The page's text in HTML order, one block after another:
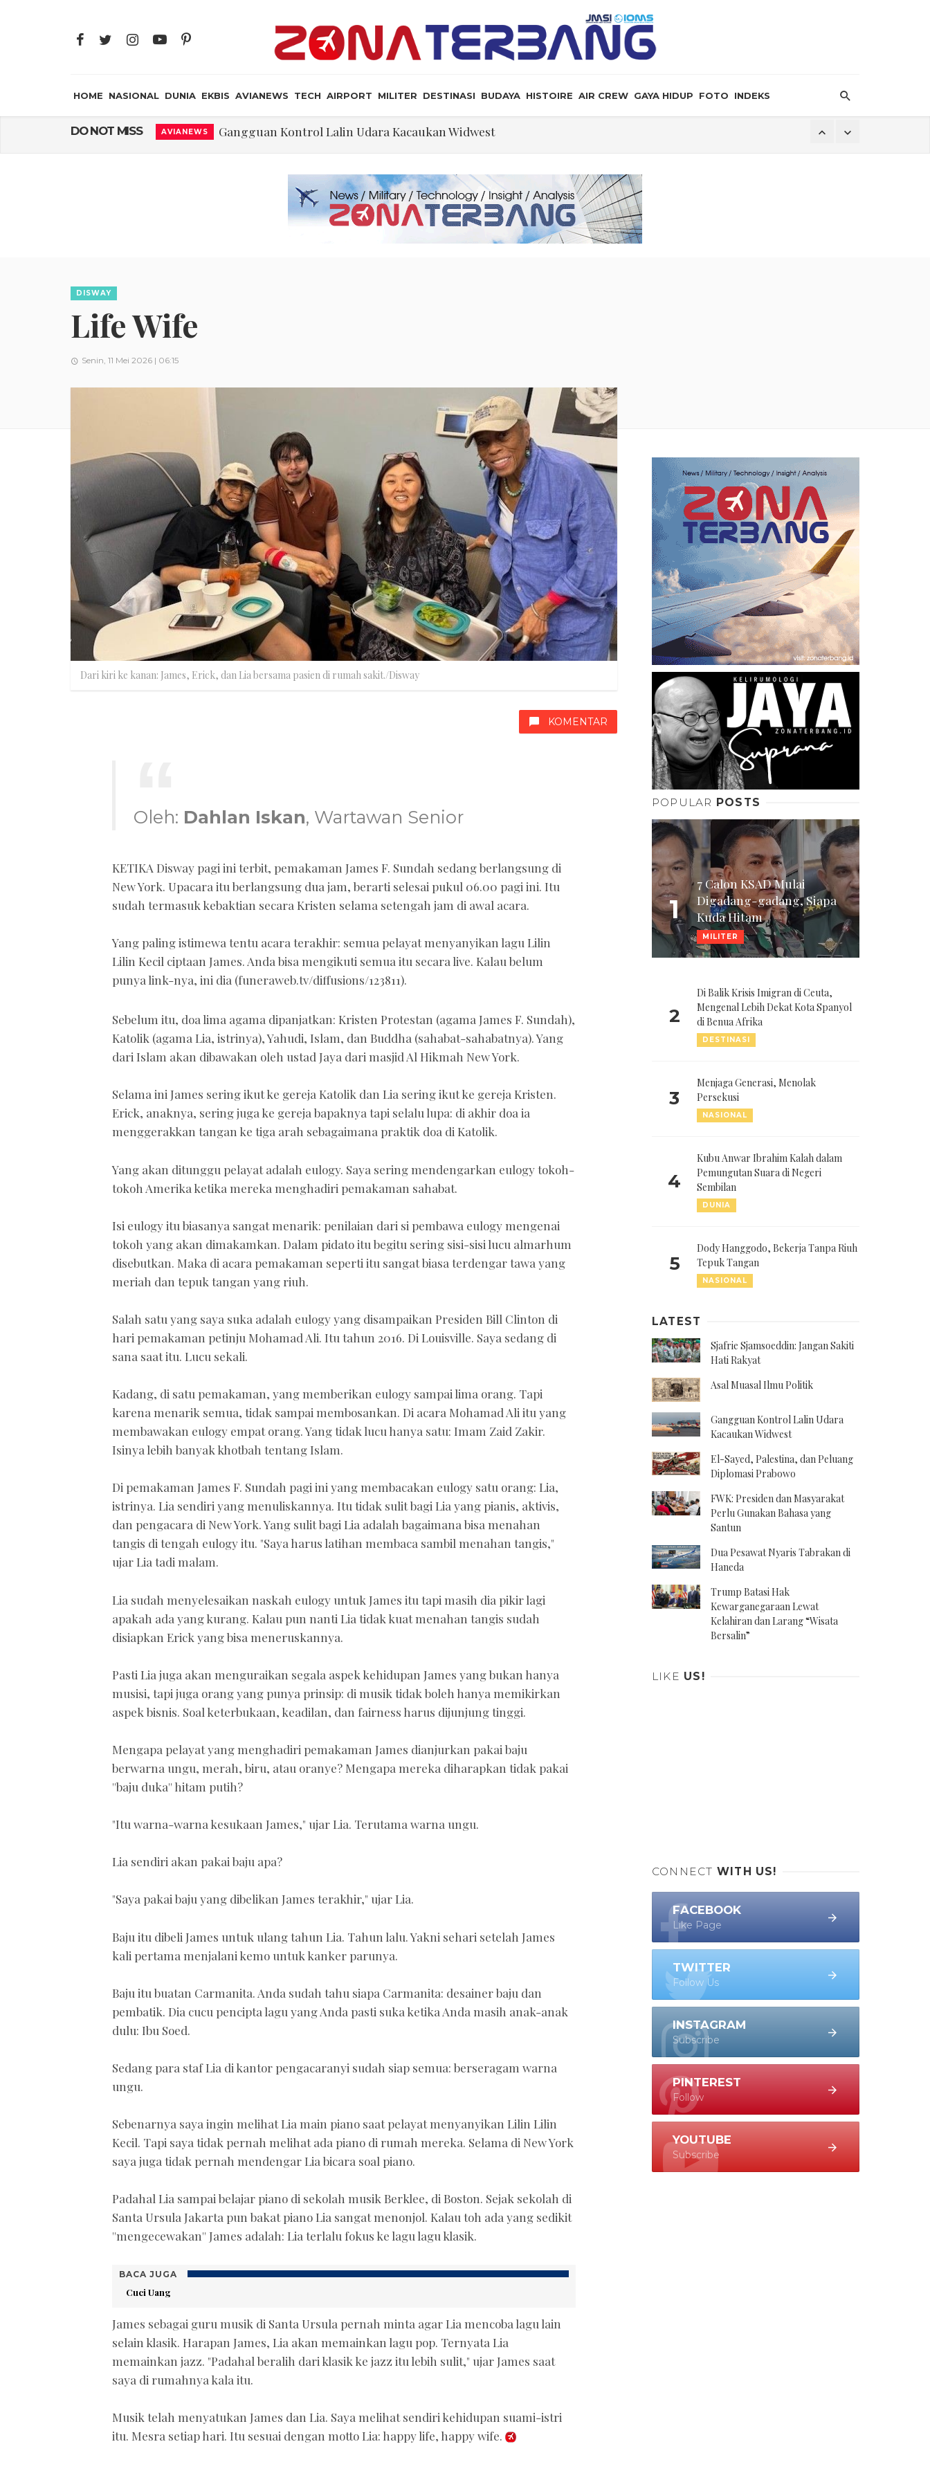
HOME NASIONAL DUNIA EKBIS AVIANEWS TECH AIRPORT MILITER DESTINASI BUDAYA HISTOIRE AIR CREW GAYA HIDUP FOTO INDEKS
DO NOT MISS AVIANEWS Gangguan Kontrol Lalin Udara Kacaukan Widwest
FWK: Presiden dan Masyarakat Perlu Gunakan Bahasa yang Santun
Dua Pesawat Nyaris Tabrakan di Haneda
Trump Batasi Hak Kewarganegaraan Lewat Kelahiran dan Larang “Wisata Bersalin”
Sjafrie Sjamsoeddin: Jangan Sakiti Hati Rakyat
DISWAY
Life Wife
Senin, 11 Mei 2026 | 06:15
Dari kiri ke kanan: James, Erick, dan Lia bersama pasien di rumah sakit./Disway
KOMENTAR
Oleh: Dahlan Iskan, Wartawan Senior
KETIKA Disway pagi ini terbit, pemakaman James F. Sundah sedang berlangsung di
New York. Upacara itu berlangsung dua jam, berarti selesai pukul 06.00 pagi ini. Itu
sudah termasuk kebaktian secara Kristen selama setengah jam di awal acara.
Yang paling istimewa tentu acara terakhir: semua pelayat menyanyikan lagu Lilin
Lilin Kecil ciptaan James. Anda bisa mengikuti semua itu secara live. Kalau belum
punya link-nya, ini dia (funeraweb.tv/diffusions/123811).
Sebelum itu, doa lima agama dipanjatkan: Kristen Protestan (agama James F. Sundah),
Katolik (agama Lia, istrinya), Yahudi, Islam, dan Buddha (sahabat-sahabatnya). Yang
dari Islam akan dibawakan oleh ustad Jaya dari masjid Al Hikmah New York.
Selama ini James sering ikut ke gereja Katolik dan Lia sering ikut ke gereja Kristen.
Erick, anaknya, sering juga ke gereja bapaknya tapi selalu lupa: di akhir doa ia
menggerakkan tangan ke tiga arah sebagaimana praktik doa di Katolik.
Yang akan ditunggu pelayat adalah eulogy. Saya sering mendengarkan eulogy tokoh-
tokoh Amerika ketika mereka menghadiri pemakaman sahabat.
Isi eulogy itu biasanya sangat menarik: penilaian dari si pembawa eulogy mengenai
tokoh yang akan dimakamkan. Dalam pidato itu begitu sering sisi-sisi lucu almarhum
disebutkan. Maka di acara pemakaman seperti itu sangat biasa terdengar tawa yang
meriah dan tepuk tangan yang riuh.
Salah satu yang saya suka adalah eulogy yang disampaikan Presiden Bill Clinton di
hari pemakaman petinju Mohamad Ali. Itu tahun 2016. Di Louisville. Saya sedang di
sana saat itu. Lucu sekali.
Kadang, di satu pemakaman, yang memberikan eulogy sampai lima orang. Tapi
karena menarik semua, tidak sampai membosankan. Di acara Mohamad Ali itu yang
membawakan eulogy empat orang. Yang tidak lucu hanya satu: Imam Zaid Zakir.
Isinya lebih banyak khotbah tentang Islam.
Di pemakaman James F. Sundah pagi ini yang membacakan eulogy satu orang: Lia,
istrinya. Lia sendiri yang menuliskannya. Itu tidak sulit bagi Lia yang pianis, aktivis,
dan pengacara di New York. Yang sulit bagi Lia adalah bagaimana bisa menahan
tangis di tengah eulogy itu. "Saya harus latihan membaca sambil menahan tangis,"
ujar Lia tadi malam.
Lia sudah menyelesaikan naskah eulogy untuk James itu tapi masih dia pikir lagi
apakah ada yang kurang. Kalau pun nanti Lia tidak kuat menahan tangis sudah
disiapkan Erick yang bisa meneruskannya.
Pasti Lia juga akan menguraikan segala aspek kehidupan James yang bukan hanya
musisi, tapi juga orang yang punya prinsip: di musik tidak boleh hanya memikirkan
aspek bisnis. Soal keterbukaan, keadilan, dan fairness harus dijunjung tinggi.
Mengapa pelayat yang menghadiri pemakaman James dianjurkan pakai baju
berwarna ungu, merah, biru, atau oranye? Mengapa mereka diharapkan tidak pakai
''baju duka'' hitam putih?
"Itu warna-warna kesukaan James," ujar Lia. Terutama warna ungu.
Lia sendiri akan pakai baju apa?
"Saya pakai baju yang dibelikan James terakhir," ujar Lia.
Baju itu dibeli James untuk ulang tahun Lia. Tahun lalu. Yakni sehari setelah James
kali pertama menjalani kemo untuk kanker parunya.
Baju itu buatan Carmanita. Anda sudah tahu siapa Carmanita: desainer baju dan
pembatik. Dia cucu pencipta lagu yang Anda pasti suka ketika Anda masih anak-anak
dulu: Ibu Soed.
Sedang para staf Lia di kantor pengacaranyi sudah siap semua: berseragam warna
ungu.
Sebenarnya saya ingin melihat Lia main piano saat pelayat menyanyikan Lilin Lilin
Kecil. Tapi saya tidak pernah melihat ada piano di rumah mereka. Selama di New York
saya juga tidak pernah mendengar Lia bicara soal piano.
Padahal Lia sampai belajar piano di sekolah musik Berklee, di Boston. Sejak sekolah di
Santa Ursula Jakarta pun bakat piano Lia sangat menonjol. Kalau toh ada yang sedikit
''mengecewakan'' James adalah: Lia terlalu fokus ke lagu lagu klasik.
BACA JUGA
Cuci Uang
James sebagai guru musik di Santa Ursula pernah minta agar Lia mencoba lagu lain
selain klasik. Harapan James, Lia akan memainkan lagu pop. Ternyata Lia
memainkan jazz. "Padahal beralih dari klasik ke jazz itu lebih sulit," ujar James saat
saya di rumahnya kala itu.
Musik telah menyatukan James dan Lia. Saya melihat sendiri kehidupan suami-istri
itu. Mesra setiap hari. Itu sesuai dengan motto Lia: happy life, happy wife.
POPULAR POSTS
1
7 Calon KSAD Mulai
Digadang-gadang, Siapa
Kuda Hitam
MILITER
2
Di Balik Krisis Imigran di Ceuta,
Mengenal Lebih Dekat Kota Spanyol
di Benua Afrika
DESTINASI
3
Menjaga Generasi, Menolak
Persekusi
NASIONAL
4
Kubu Anwar Ibrahim Kalah dalam
Pemungutan Suara di Negeri
Sembilan
DUNIA
5
Dody Hanggodo, Bekerja Tanpa Riuh
Tepuk Tangan
NASIONAL
LATEST
Sjafrie Sjamsoeddin: Jangan Sakiti
Hati Rakyat
Asal Muasal Ilmu Politik
Gangguan Kontrol Lalin Udara
Kacaukan Widwest
El-Sayed, Palestina, dan Peluang
Diplomasi Prabowo
FWK: Presiden dan Masyarakat
Perlu Gunakan Bahasa yang
Santun
Dua Pesawat Nyaris Tabrakan di
Haneda
Trump Batasi Hak
Kewarganegaraan Lewat
Kelahiran dan Larang “Wisata
Bersalin”
LIKE US!
CONNECT WITH US!
FACEBOOK
Like Page
TWITTER
Follow Us
INSTAGRAM
Subscribe
PINTEREST
Follow
YOUTUBE
Subscribe